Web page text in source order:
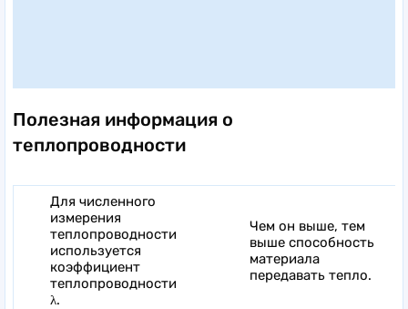
Полезная информация о
теплопроводности
Для численного
измерения
теплопроводности
используется
коэффициент
теплопроводности
λ.
Чем он выше, тем
выше способность
материала
передавать тепло.